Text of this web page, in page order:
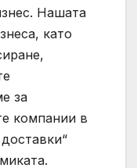
Нашата
като
за
компании в